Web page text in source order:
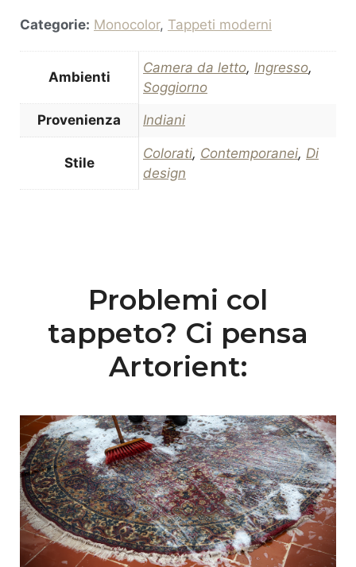
Categorie: Monocolor, Tappeti moderni
Ambienti
Camera da letto, Ingresso,
Soggiorno
Provenienza Indiani
Stile
Colorati, Contemporanei, Di
design
Problemi col
tappeto? Ci pensa
Artorient: